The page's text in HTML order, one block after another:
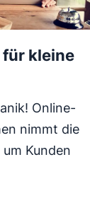
kleine
Online-
nimmt die
Kunden